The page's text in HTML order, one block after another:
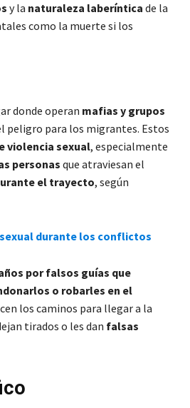
y la naturaleza laberíntica de la
como la muerte si los
donde operan mafias y grupos
peligro para los migrantes. Estos
violencia sexual, especialmente
personasque atraviesan el
el trayecto, según
durante los conflictos
por falsos guías que
o robarles en el
los caminos para llegar a la
tirados o les dan falsas